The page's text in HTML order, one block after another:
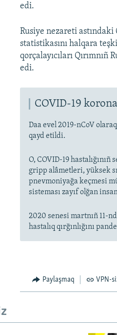
edi.
Rusiye nezareti
statistikasını halqara
qorçalayıcıları
edi.
COVID-19
Daa evel 2019-nCoV
qayd etildi.
O, COVID-19
gripp alâmetleri, yüksek
pnevmoniyağa keçmesi
sisteması zayıf olğan
2020 senesi martnıñ 11-
hastalıq qırğınlığını
Paylaşmaq VPN-